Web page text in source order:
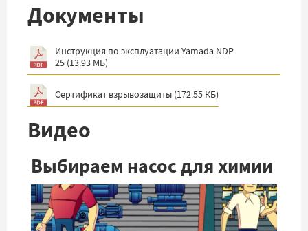
Документы
Инструкция по эксплуатации Yamada NDP
25 (13.93 МБ)
Сертификат взрывозащиты (172.55 КБ)
Видео
Выбираем насос для химии